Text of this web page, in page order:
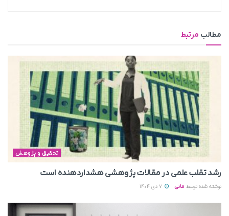
مطالب مرتبط
تحقیق و پژوهش
رشد تقلب علمی در مقالات پژوهشی هشداردهنده است
نوشته شده توسط مانی